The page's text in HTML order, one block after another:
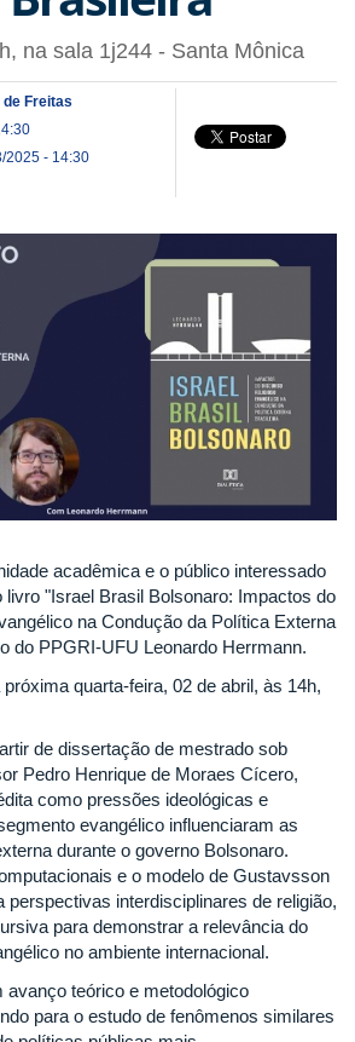
na sala 1j244 - Santa Mônica
Freitas
2025 - 14:30
acadêmica e o público interessado
livro "Israel Brasil Bolsonaro: Impactos do
na Condução da Política Externa
do PPGRI-UFU Leonardo Herrmann.
quarta-feira, 02 de abril, às 14h,
de dissertação de mestrado sob
Pedro Henrique de Moraes Cícero,
como pressões ideológicas e
evangélico influenciaram as
durante o governo Bolsonaro.
e o modelo de Gustavsson
perspectivas interdisciplinares de religião,
para demonstrar a relevância do
no ambiente internacional.
avanço teórico e metodológico
para o estudo de fenômenos similares